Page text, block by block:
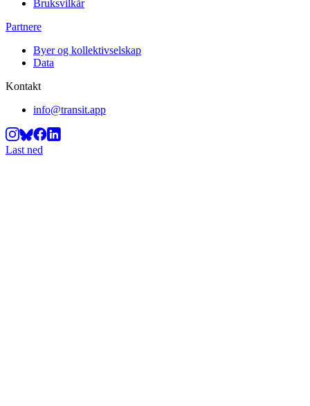
Bruksvilkår
Partnere
Byer og kollektivselskap
Data
Kontakt
info@transit.app
Last ned